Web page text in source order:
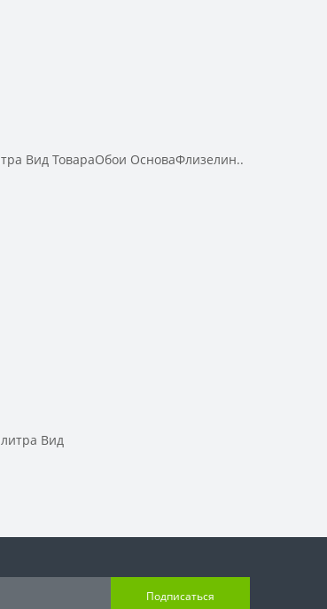
Вид ТовараОбои ОсноваФлизелин..
Вид
Подписаться